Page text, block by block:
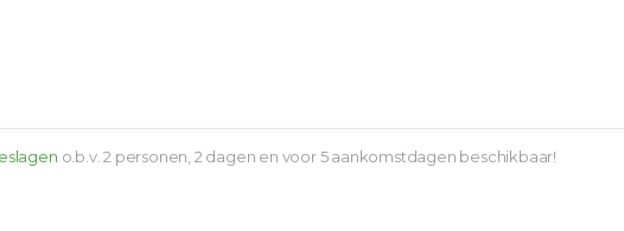
o.b.v. 2 personen, 2 dagen en voor 5 aankomstdagen beschikbaar!